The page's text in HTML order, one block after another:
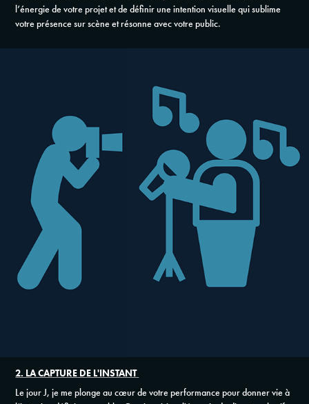
l’énergie de votre projet et de définir une intention visuelle qui sublime
votre présence sur scène et résonne avec votre public.​​​​​​​
2. LA CAPTURE DE L'INSTANT
Le jour J, je me plonge au cœur de votre performance pour donner vie à